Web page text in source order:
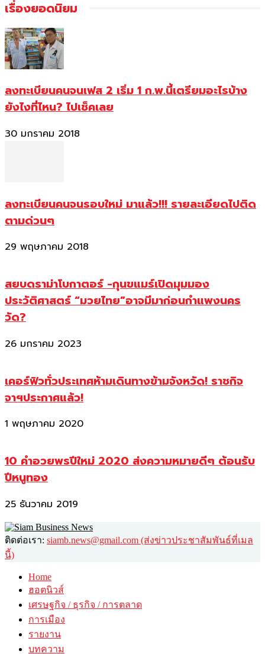
เรื่องยอดนิยม
ลงทะเบียนคนจนเฟส 2 เริ่ม 1 ก.พ.นี้เตรียมอะไรบ้าง
ยังไงที่ไหน? ไปเช็คเลย
30 มกราคม 2018
ลงทะเบียนคนจนรอบใหม่ มาแล้ว!!! รายละเอียดไปติด
ตามด่วนๆ
29 พฤษภาคม 2018
สยบดราม่าโบกาตอร์ -กุนขแมร์เปิดมุมมอง
ประวัติศาสตร์ “มวยไทย”อาจมีมาก่อนกำแพงนคร
วัด?
26 มกราคม 2023
เคอร์ฟิวทั่วประเทศห้ามเดินทางข้ามจังหวัด! ราชกิจ
จาฯประกาศแล้ว!
1 พฤษภาคม 2020
10 คำอวยพรปีใหม่ 2020 ส่งความหมายดีๆ ต้อนรับ
ปีหนูทอง
25 ธันวาคม 2019
ติดต่อเรา: siamb.news@gmail.com (ส่งข่าวประชาสัมพันธ์ที่เมล
นี้)
Home
ฮอตนิวส์
เศรษฐกิจ / ธุรกิจ / การตลาด
การเมือง
รายงาน
บทความ